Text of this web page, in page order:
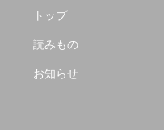
トップ
読みもの
お知らせ